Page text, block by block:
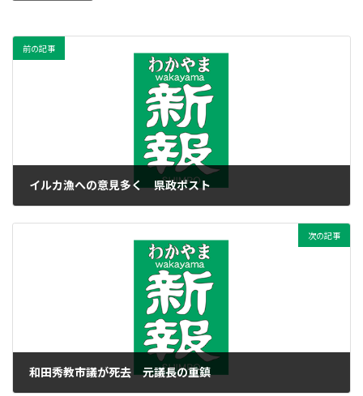
前の記事
イルカ漁への意見多く 県政ポスト
次の記事
和田秀教市議が死去 元議長の重鎮